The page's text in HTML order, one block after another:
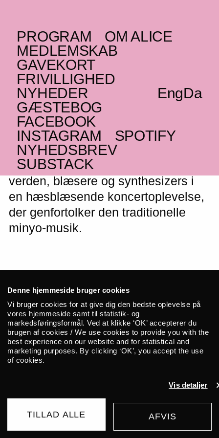
Denne hjemmeside bruger cookies
Vi bruger cookies for at give dig den bedste oplevelse på
vores hjemmeside samt til statistik- og
markedsføringsformål. Ved at klikke ‘OK’ accepterer du
brugen af cookies / We use cookies to provide you with the
best experience on our website and for statistical and
marketing purposes. By clicking ‘OK’, you accept the use
of cookies.
Vis detaljer
TILLAD ALLE AFVIS
PROGRAM
OM ALICE
MEDLEMSKAB
GAVEKORT
FRIVILLIGHED
NYHEDER
Da
Eng
GÆSTEBOG
FACEBOOK
INSTAGRAM
SPOTIFY
NYHEDSBREV
SUBSTACK
FREDAG _08.11.19
Minyo Crusaders
Minyo
Det japanske storband kommer til at
pakke ALICE med musikere,
traditionelle instrumenter fra hele
verden, blæsere og synthesizers i
en hæsblæsende koncertoplevelse,
der genfortolker den traditionelle
minyo-musik.
“Minyo” er traditionelle japanske
folkesange, oftest unikke i melodi og tekst
alt efter hvilke regioner de oprinder fra.
Minyo Crusaders har sat sig for at
genoplive de gamle, glemte og hengemte
sange med inspiration fra bl.a. cumbia,
afrobeat og free jazz-saxofoner.
afsidesliggende bjergegne mod Pharoah
Sanders, Fela Kuti og tidløse grooves.